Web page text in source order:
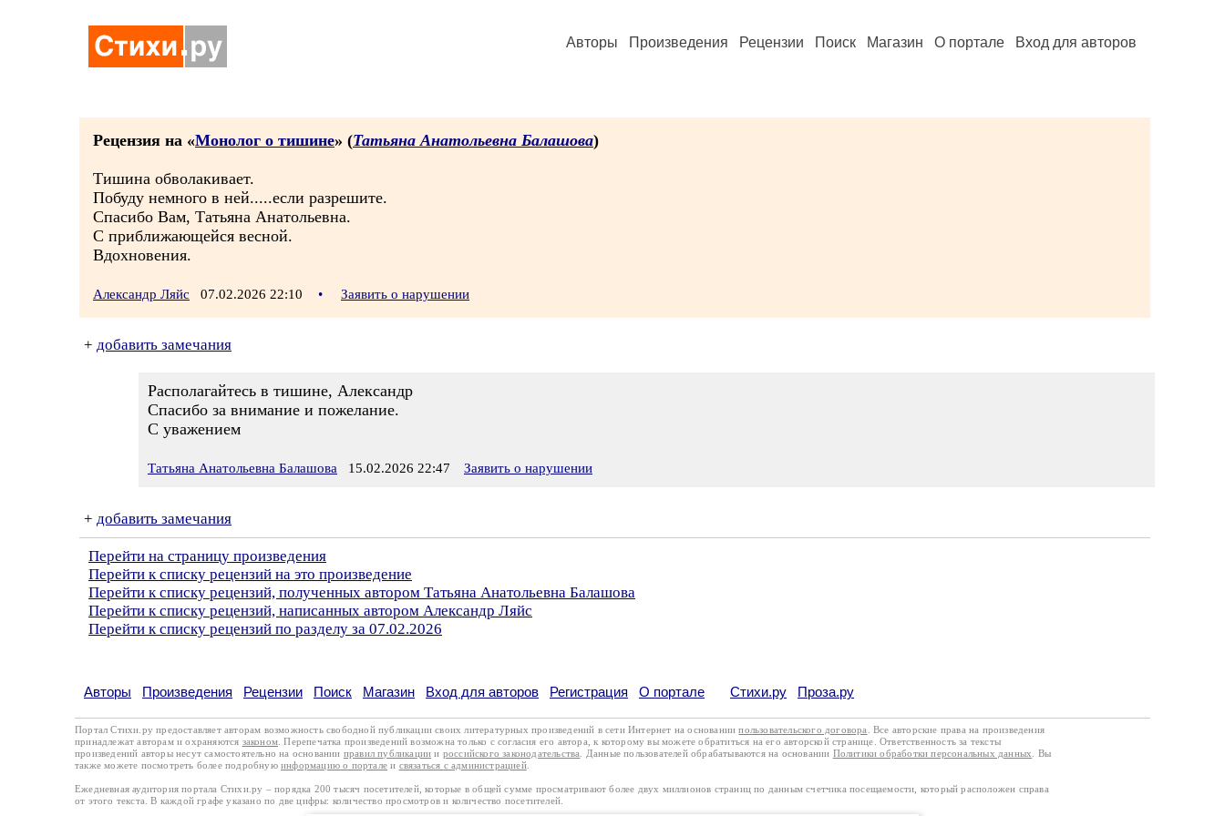
Авторы Произведения Рецензии Поиск Магазин О портале Вход для авторов
Рецензия на «Монолог о тишине» (Татьяна Анатольевна Балашова)
Тишина обволакивает.
Побуду немного в ней.....если разрешите.
Спасибо Вам, Татьяна Анатольевна.
С приближающейся весной.
Вдохновения.
Александр Ляйс 07.02.2026 22:10 • Заявить о нарушении
+ добавить замечания
Располагайтесь в тишине, Александр
Спасибо за внимание и пожелание.
С уважением
Татьяна Анатольевна Балашова 15.02.2026 22:47 Заявить о нарушении
+ добавить замечания
Перейти на страницу произведения
Перейти к списку рецензий на это произведение
Перейти к списку рецензий, полученных автором Татьяна Анатольевна Балашова
Перейти к списку рецензий, написанных автором Александр Ляйс
Перейти к списку рецензий по разделу за 07.02.2026
Авторы Произведения Рецензии Поиск Магазин Вход для авторов Регистрация О портале Стихи.ру Проза.ру
Портал Стихи.ру предоставляет авторам возможность свободной публикации своих литературных произведений в сети Интернет на основаниипользовательского договора
. Все авторские права на произведения
принадлежат авторам и охраняются законом . Перепечатка произведений возможна только с согласия его автора, к которому вы можете обратиться на его авторской странице. Ответственность за тексты
произведений авторы несут самостоятельно на основании правил публикации и российского законодательства . Данные пользователей обрабатываются на основании Политики обработки персональных данных
. Вы
также можете посмотреть более подробную информацию о портале и связаться с администрацией.
Ежедневная аудитория портала Стихи.ру – порядка 200 тысяч посетителей, которые в общей сумме просматривают более двух миллионов страниц по данным счетчика посещаемости, который расположен справа
от этого текста. В каждой графе указано по две цифры: количество просмотров и количество посетителей.